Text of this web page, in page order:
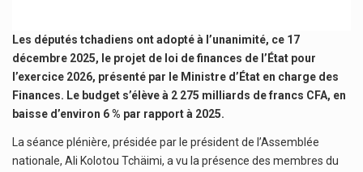
Les députés tchadiens ont adopté à l’unanimité, ce 17
décembre 2025, le projet de loi de finances de l’État pour
l’exercice 2026, présenté par le Ministre d’État en charge des
Finances. Le budget s’élève à 2 275 milliards de francs CFA, en
baisse d’environ 6 % par rapport à 2025.
La séance plénière, présidée par le président de l’Assemblée
nationale, Ali Kolotou Tchäimi, a vu la présence des membres du